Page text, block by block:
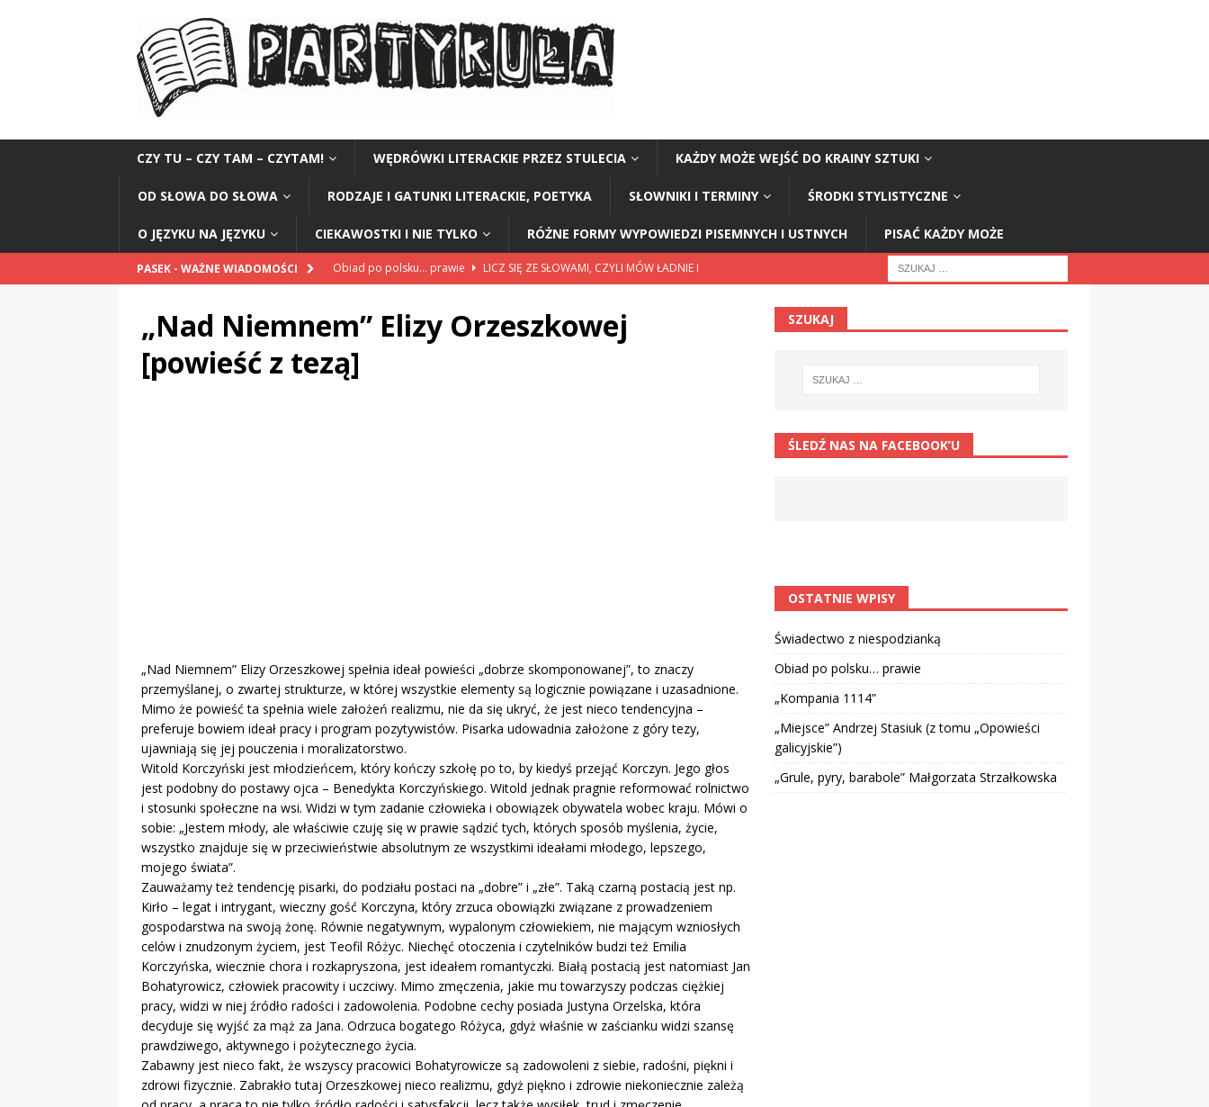
CZY TU – CZY TAM – CZYTAM! WĘDRÓWKI LITERACKIE PRZEZ STULECIA KAŻDY MOŻE WEJŚĆ DO KRAINY SZTUKI
OD SŁOWA DO SŁOWA RODZAJE I GATUNKI LITERACKIE, POETYKA SŁOWNIKI I TERMINY ŚRODKI STYLISTYCZNE
O JĘZYKU NA JĘZYKU CIEKAWOSTKI I NIE TYLKO RÓŻNE FORMY WYPOWIEDZI PISEMNYCH I USTNYCH PISAĆ KAŻDY MOŻE
PASEK - WAŻNE WIADOMOŚCI Obiad po polsku… prawie
LICZ SIĘ ZE SŁOWAMI, CZYLI MÓW ŁADNIE I
„Kompania 1114”
CZY TU - CZY TAM - CZYTAM!
„Miejsce” Andrzej Stasiuk (z tomu „Opowieści galicyjskie”)
„Nad Niemnem” Elizy Orzeszkowej
[powieść z tezą]
„Nad Niemnem” Elizy Orzeszkowej spełnia ideał powieści „dobrze skomponowanej”, to znaczy
przemyślanej, o zwartej strukturze, w której wszystkie elementy są logicznie powiązane i uzasadnione.
Mimo że powieść ta spełnia wiele założeń realizmu, nie da się ukryć, że jest nieco tendencyjna –
preferuje bowiem ideał pracy i program pozytywistów. Pisarka udowadnia założone z góry tezy,
ujawniają się jej pouczenia i moralizatorstwo.
Witold Korczyński jest młodzieńcem, który kończy szkołę po to, by kiedyś przejąć Korczyn. Jego głos
jest podobny do postawy ojca – Benedykta Korczyńskiego. Witold jednak pragnie reformować rolnictwo
i stosunki społeczne na wsi. Widzi w tym zadanie człowieka i obowiązek obywatela wobec kraju. Mówi o
sobie: „Jestem młody, ale właściwie czuję się w prawie sądzić tych, których sposób myślenia, życie,
wszystko znajduje się w przeciwieństwie absolutnym ze wszystkimi ideałami młodego, lepszego,
mojego świata”.
Zauważamy też tendencję pisarki, do podziału postaci na „dobre” i „złe”. Taką czarną postacią jest np.
Kirło – legat i intrygant, wieczny gość Korczyna, który zrzuca obowiązki związane z prowadzeniem
gospodarstwa na swoją żonę. Równie negatywnym, wypalonym człowiekiem, nie mającym wzniosłych
celów i znudzonym życiem, jest Teofil Różyc. Niechęć otoczenia i czytelników budzi też Emilia
Korczyńska, wiecznie chora i rozkapryszona, jest ideałem romantyczki. Białą postacią jest natomiast Jan
Bohatyrowicz, człowiek pracowity i uczciwy. Mimo zmęczenia, jakie mu towarzyszy podczas ciężkiej
pracy, widzi w niej źródło radości i zadowolenia. Podobne cechy posiada Justyna Orzelska, która
decyduje się wyjść za mąż za Jana. Odrzuca bogatego Różyca, gdyż właśnie w zaścianku widzi szansę
prawdziwego, aktywnego i pożytecznego życia.
Zabawny jest nieco fakt, że wszyscy pracowici Bohatyrowicze są zadowoleni z siebie, radośni, piękni i
zdrowi fizycznie. Zabrakło tutaj Orzeszkowej nieco realizmu, gdyż piękno i zdrowie niekoniecznie zależą
SZUKAJ
ŚLEDŹ NAS NA FACEBOOK’U
OSTATNIE WPISY
Świadectwo z niespodzianką
Obiad po polsku… prawie
„Kompania 1114”
„Miejsce” Andrzej Stasiuk (z tomu „Opowieści
galicyjskie”)
„Grule, pyry, barabole” Małgorzata Strzałkowska